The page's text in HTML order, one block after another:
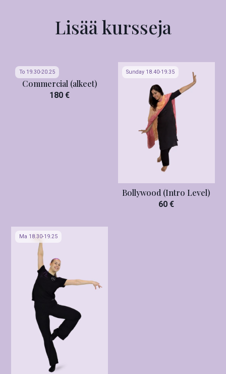
Lisää kursseja
To 19.30-20.25
Commercial (alkeet)
180 €
Sunday 18.40-19.35
Bollywood (Intro Level)
60 €
Ma 18.30-19.25